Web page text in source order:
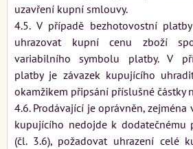
uzavření kupní smlouvy.
4.5. V případě bezhotovostní
uhrazovat kupní cenu zboží
variabilního symbolu platby. V
platby je závazek kupujícího
okamžikem připsání příslušné částky
4.6. Prodávající je oprávněn, zejména
kupujícího nedojde k dodatečnému
(čl. 3.6), požadovat uhrazení celé